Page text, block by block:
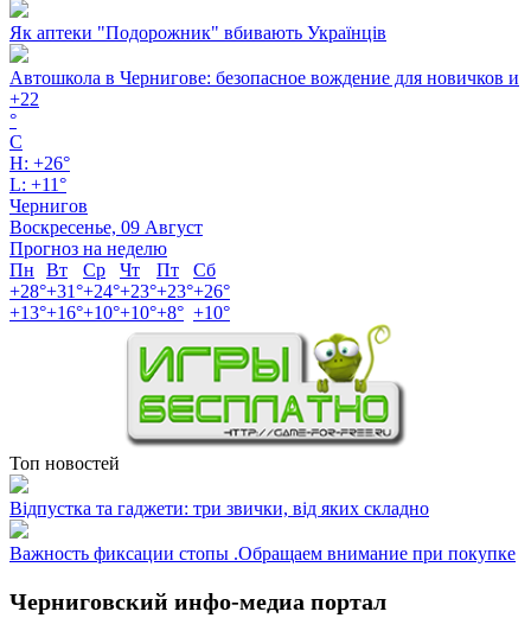
Як аптеки "Подорожник" вбивають Українців
Автошкола в Чернигове: безопасное вождение для новичков и
+22
°
C
H: +26°
L: +11°
Чернигов
Воскресенье, 09 Август
Прогноз на неделю
Пн
Вт Ср Чт Пт
Сб
+28°+31°+24°+23°+23°+26°
+13°+16°+10°+10°+8° +10°
Топ новостей
Відпустка та гаджети: три звички, від яких складно
Важность фиксации стопы .Обращаем внимание при покупке
Черниговский инфо-медиа портал